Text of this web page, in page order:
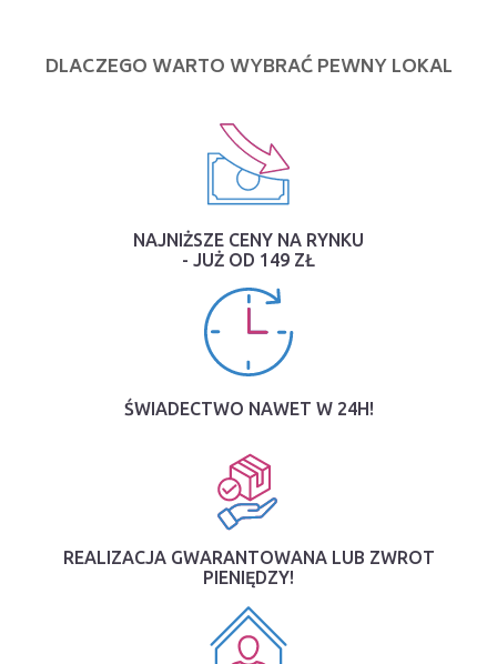
DLACZEGO WARTO WYBRAĆ PEWNY LOKAL
NAJNIŻSZE CENY NA RYNKU
- JUŻ OD 149 ZŁ
ŚWIADECTWO NAWET W 24H!
REALIZACJA GWARANTOWANA LUB ZWROT
PIENIĘDZY!